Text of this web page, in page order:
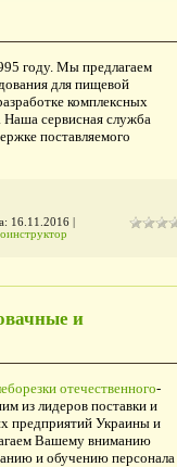
году. Мы предлагаем
для пищевой
комплексных
сервисная служба
поставляемого
16.11.2016|
и
отечественного-
из лидеров поставки и
предприятий Украины и
Вашему вниманию
и обучению персонала